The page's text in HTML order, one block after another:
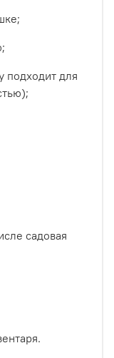
подходит для
садовая